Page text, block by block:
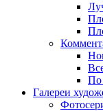
По
Галереи